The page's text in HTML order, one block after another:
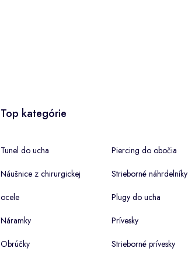
Top kategórie
Tunel do ucha
Náušnice z chirurgickej
ocele
Náramky
Obrúčky
Piercing do obočia
Strieborné náhrdelníky
Plugy do ucha
Prívesky
Strieborné prívesky